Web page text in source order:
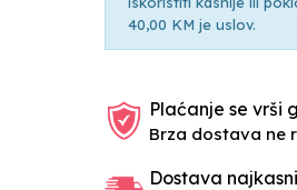
40,00 KM je uslov.
Plaćanje se vrši
Brza dostava ne
Dostava